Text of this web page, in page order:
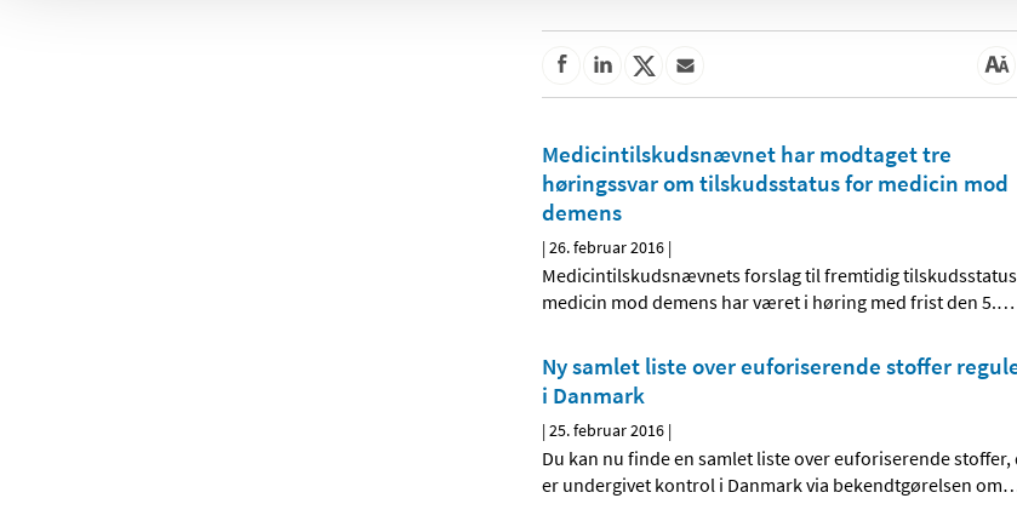
Medicintilskudsnævnet har modtaget tre
høringssvar om tilskudsstatus for medicin mod
demens
|26. februar 2016 |
Medicintilskudsnævnets forslag til fremtidig
medicin mod demens har været i høring med frist den 5.…
Ny samlet liste over euforiserende stoffer
i Danmark
|25. februar 2016 |
Du kan nu finde en samlet liste over euforiserende stoffer,
er undergivet kontrol i Danmark via bekendtgørelsen om